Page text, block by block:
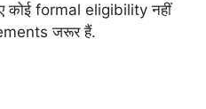
formal eligibility नहीं
जरूर हैं.